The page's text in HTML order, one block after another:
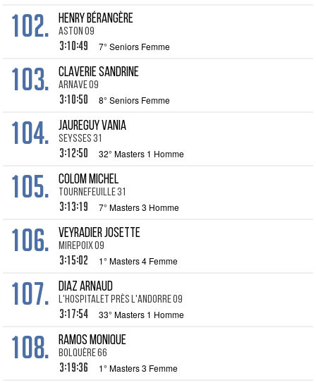
102. HENRY Bérangère
Aston 09
3:10:49 7° Seniors Femme
103. CLAVERIE Sandrine
Arnave 09
3:10:50 8° Seniors Femme
104. JAUREGUY Vania
Seysses 31
3:12:50 32° Masters 1 Homme
105. COLOM Michel
Tournefeuille 31
3:13:19 7° Masters 3 Homme
106. VEYRADIER Josette
Mirepoix 09
3:15:02 1° Masters 4 Femme
107. DIAZ Arnaud
L'hospitalet près l'Andorre 09
3:17:54 33° Masters 1 Homme
108. RAMOS Monique
Bolquère 66
3:19:36 1° Masters 3 Femme